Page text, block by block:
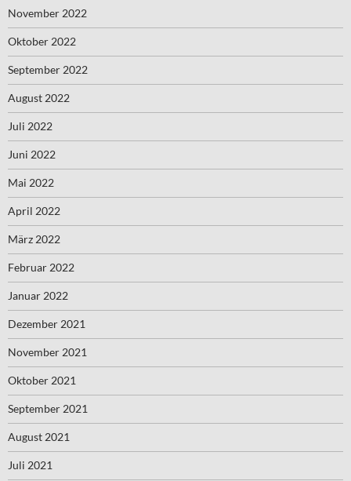
November 2022
Oktober 2022
September 2022
August 2022
Juli 2022
Juni 2022
Mai 2022
April 2022
März 2022
Februar 2022
Januar 2022
Dezember 2021
November 2021
Oktober 2021
September 2021
August 2021
Juli 2021